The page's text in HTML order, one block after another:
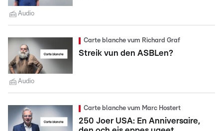
Audio
Carte blanche vum Richard Graf
Streik vun den ASBLen?
Audio
Carte blanche vum Marc Hostert
250 Joer USA: En Anniversaire,